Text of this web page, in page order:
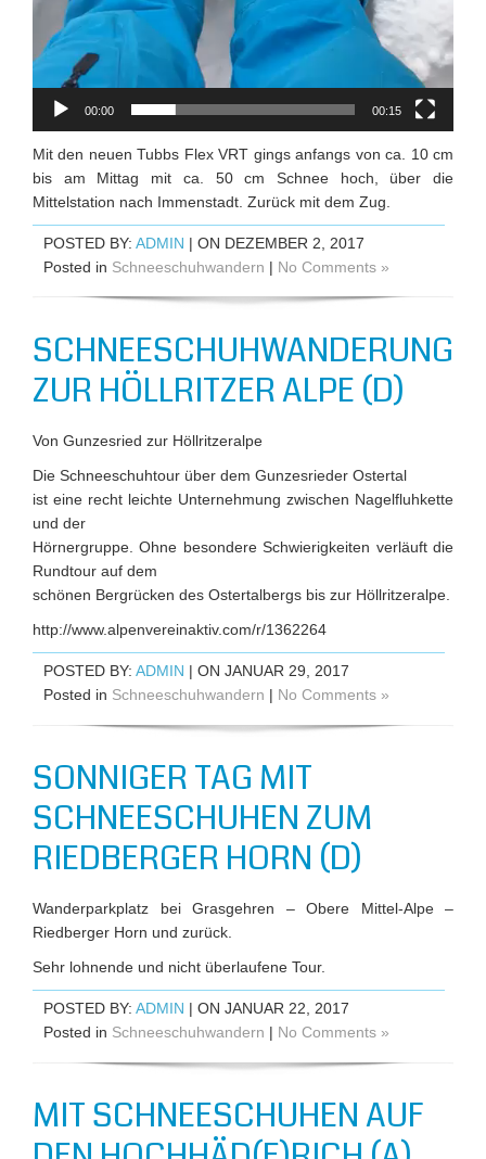
00:00 00:15
Mit den neuen Tubbs Flex VRT gings anfangs von ca. 10 cm
bis am Mittag mit ca. 50 cm Schnee hoch, über die
Mittelstation nach Immenstadt. Zurück mit dem Zug.
POSTED BY: ADMIN | ON DEZEMBER 2, 2017
Posted in Schneeschuhwandern | No Comments »
SCHNEESCHUHWANDERUNG
ZUR HÖLLRITZER ALPE (D)
Von Gunzesried zur Höllritzeralpe
Die Schneeschuhtour über dem Gunzesrieder Ostertal
ist eine recht leichte Unternehmung zwischen Nagelfluhkette
und der
Hörnergruppe. Ohne besondere Schwierigkeiten verläuft die
Rundtour auf dem
schönen Bergrücken des Ostertalbergs bis zur Höllritzeralpe.
http://www.alpenvereinaktiv.com/r/1362264
POSTED BY: ADMIN | ON JANUAR 29, 2017
Posted in Schneeschuhwandern | No Comments »
SONNIGER TAG MIT
SCHNEESCHUHEN ZUM
RIEDBERGER HORN (D)
Wanderparkplatz bei Grasgehren – Obere Mittel-Alpe –
Riedberger Horn und zurück.
Sehr lohnende und nicht überlaufene Tour.
POSTED BY: ADMIN | ON JANUAR 22, 2017
Posted in Schneeschuhwandern | No Comments »
MIT SCHNEESCHUHEN AUF